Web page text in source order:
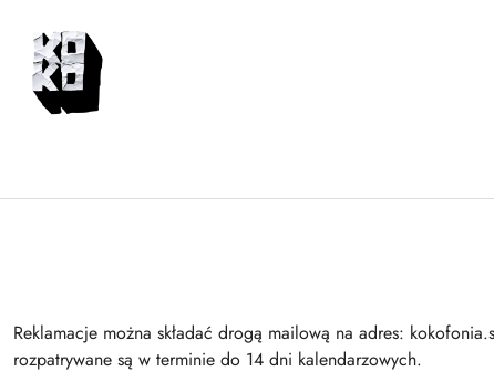
Reklamacje można składać drogą mailową na adres:
rozpatrywane są w terminie do 14 dni kalendarzowych.